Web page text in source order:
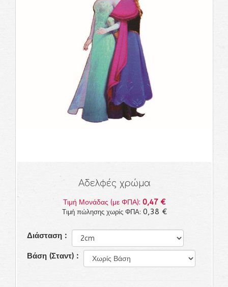
Αδελφές χρώμα
Τιμή Μονάδας (με ΦΠΑ): 0,47 €
Τιμή πώλησης χωρίς ΦΠΑ: 0,38 €
Διάσταση :
Βάση (Σταντ) :